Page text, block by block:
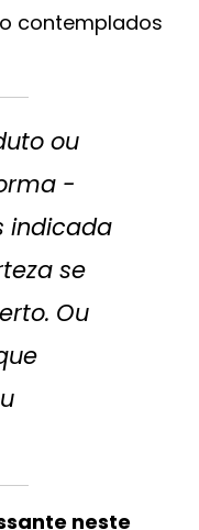
contemplados
ou
-
indicada
se
Ou
neste